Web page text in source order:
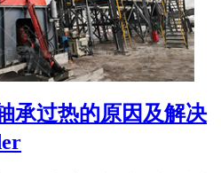
承过热的原因及解决